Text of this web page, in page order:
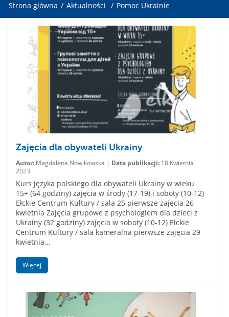
Strona główna / Aktualności / Pomoc Ukrainie
Zajęcia dla obywateli Ukrainy
Autor: Magdalena Nowikowska | Data publikacji: 18 Kwietnia
2023
Kurs języka polskiego dla obywateli Ukrainy w wieku
15+ (64 godziny) zajęcia w środy (17-19) i soboty (10-12)
Ełckie Centrum Kultury / sala 25 pierwsze zajęcia 26
kwietnia Zajęcia grupowe z psychologiem dla dzieci z
Ukrainy (32 godziny) zajęcia w soboty (10-12) Ełckie
Centrum Kultury / sala kameralna pierwsze zajęcia 29
kwietnia...
Więcej